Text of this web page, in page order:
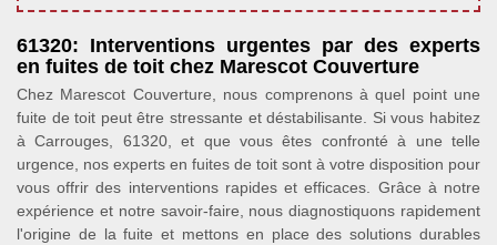
61320: Interventions urgentes par des experts
en fuites de toit chez Marescot Couverture
Chez Marescot Couverture, nous comprenons à quel point une
fuite de toit peut être stressante et déstabilisante. Si vous habitez
à Carrouges, 61320, et que vous êtes confronté à une telle
urgence, nos experts en fuites de toit sont à votre disposition pour
vous offrir des interventions rapides et efficaces. Grâce à notre
expérience et notre savoir-faire, nous diagnostiquons rapidement
l'origine de la fuite et mettons en place des solutions durables